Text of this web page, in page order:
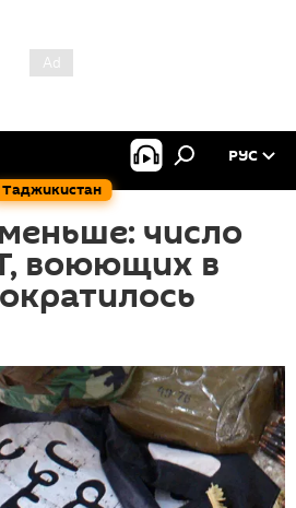
Таджикистан
РУС
число
воюющих в